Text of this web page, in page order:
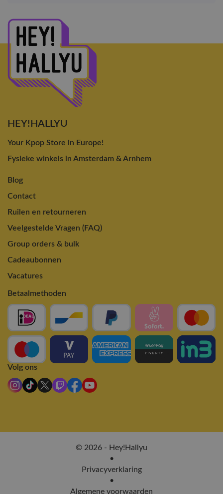
HEY!HALLYU
Your Kpop Store in Europe!
Fysieke winkels in Amsterdam & Arnhem
Blog
Contact
Ruilen en retourneren
Veelgestelde Vragen (FAQ)
Group orders & bulk
Cadeaubonnen
Vacatures
Betaalmethoden
Volg ons
© 2026 - Hey!Hallyu
•
Privacyverklaring
•
Algemene voorwaarden